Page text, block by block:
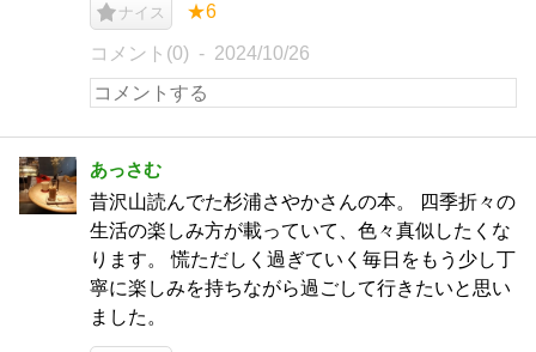
ナイス ★6
コメント(0) 2024/10/26
あっさむ
昔沢山読んでた杉浦さやかさんの本。 四季折々の
生活の楽しみ方が載っていて、色々真似したくな
ります。 慌ただしく過ぎていく毎日をもう少し丁
寧に楽しみを持ちながら過ごして行きたいと思い
ました。